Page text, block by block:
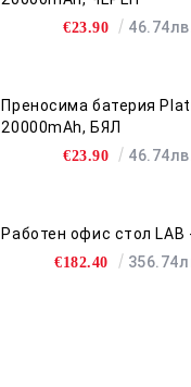
€23.90 46.74лв.
Преносима батерия
20000mAh, БЯЛ
€23.90 46.74лв.
Работен офис стол LAB
€182.40